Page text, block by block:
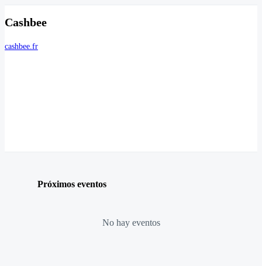
Cashbee
cashbee.fr
Próximos eventos
No hay eventos